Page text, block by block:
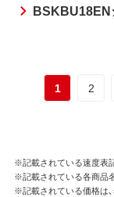
BSKBU18EN
1 2
※記載されている速度表
※記載されている各商品
※記載されている価格は、